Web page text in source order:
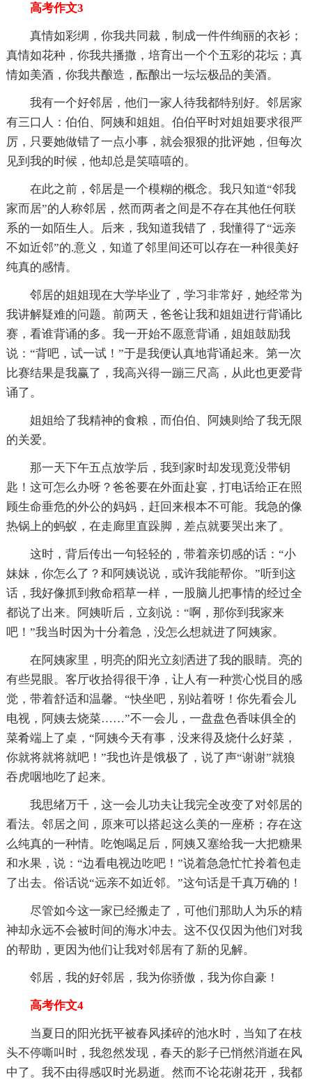
高考作文3
真情如彩绸，你我共同裁，制成一件件绚丽的衣衫；
真情如花种，你我共播撒，培育出一个个五彩的花坛；真
情如美酒，你我共酿造，酝酿出一坛坛极品的美酒。
我有一个好邻居，他们一家人待我都特别好。邻居家
有三口人：伯伯、阿姨和姐姐。伯伯平时对姐姐要求很严
厉，只要她做错了一点小事，就会狠狠的批评她，但每次
见到我的时候，他却总是笑嘻嘻的。
在此之前，邻居是一个模糊的概念。我只知道“邻我
家而居”的人称邻居，然而两者之间是不存在其他任何联
系的一如陌生人。后来，我知道我错了，我懂得了“远亲
不如近邻”的.意义，知道了邻里间还可以存在一种很美好
纯真的感情。
邻居的姐姐现在大学毕业了，学习非常好，她经常为
我讲解疑难的问题。前两天，爸爸让我和姐姐进行背诵比
赛，看谁背诵的多。我一开始不愿意背诵，姐姐鼓励我
说：“背吧，试一试！”于是我便认真地背诵起来。第一次
比赛结果是我赢了，我高兴得一蹦三尺高，从此也更爱背
诵了。
姐姐给了我精神的食粮，而伯伯、阿姨则给了我无限
的关爱。
那一天下午五点放学后，我到家时却发现竟没带钥
匙！这可怎么办呀？爸爸要在外面赴宴，打电话给正在照
顾生命垂危的外公的妈妈，赶回来根本不可能。我急的像
热锅上的蚂蚁，在走廊里直跺脚，差点就要哭出来了。
这时，背后传出一句轻轻的，带着亲切感的话：“小
妹妹，你怎么了？和阿姨说说，或许我能帮你。”听到这
话，我好像抓到救命稻草一样，一股脑儿把事情的经过全
都说了出来。阿姨听后，立刻说：“啊，那你到我家来
吧！”我当时因为十分着急，没怎么想就进了阿姨家。
在阿姨家里，明亮的阳光立刻洒进了我的眼睛。亮的
有些晃眼。客厅收拾得很干净，让人有一种赏心悦目的感
觉，带着舒适和温馨。“快坐吧，别站着呀！你先看会儿
电视，阿姨去烧菜……”不一会儿，一盘盘色香味俱全的
菜肴端上了桌，“阿姨今天有事，没来得及烧什么好菜，
你就将就将就吧！”我也许是饿极了，说了声“谢谢”就狼
吞虎咽地吃了起来。
我思绪万千，这一会儿功夫让我完全改变了对邻居的
看法。邻居之间，原来可以搭起这么美的一座桥；存在这
么纯真的一种情。吃饱喝足后，阿姨又塞给我一大把糖果
和水果，说：“边看电视边吃吧！”说着急急忙忙拎着包走
了出去。俗话说“远亲不如近邻。”这句话是千真万确的！
尽管如今这一家已经搬走了，可他们那助人为乐的精
神却永远不会被时间的海水冲去。这不仅仅因为他们对我
的帮助，更因为他们让我对邻居有了新的见解。
邻居，我的好邻居，我为你骄傲，我为你自豪！
高考作文4
当夏日的阳光抚平被春风揉碎的池水时，当知了在枝
头不停嘶叫时，我忽然发现，春天的影子已悄然消逝在风
中了。我不由得感叹时光易逝。然而不论花谢花开，我都